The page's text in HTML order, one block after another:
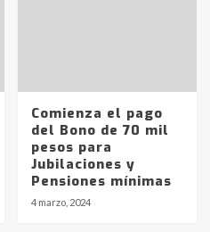
Comienza el pago
del Bono de 70 mil
pesos para
Jubilaciones y
Pensiones mínimas
4 marzo, 2024
de Bahía
que Agosto vendrá
en gran parte